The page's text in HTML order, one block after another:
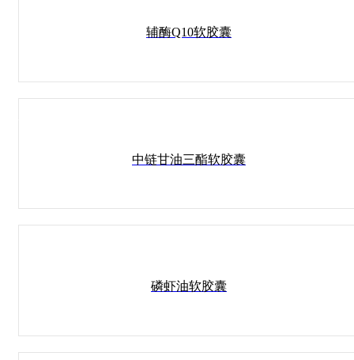
辅酶Q10软胶囊
中链甘油三酯软胶囊
磷虾油软胶囊